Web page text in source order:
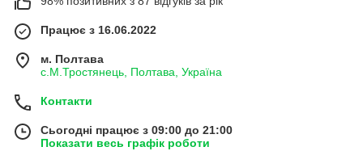
Працює з 16.06.2022
м. Полтава
с.М.Тростянець, Полтава, Україна
Контакти
Сьогодні працює з 09:00 до 21:00
Показати весь графік роботи